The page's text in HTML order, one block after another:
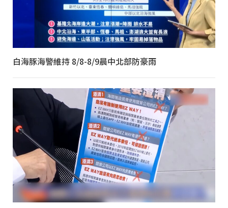
白海豚海警維持 8/8-8/9晨中北部防豪雨